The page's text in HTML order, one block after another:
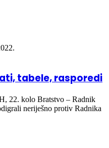
tabele, rasporedi
22. kolo Bratstvo – Radnik
neriješno protiv Radnika